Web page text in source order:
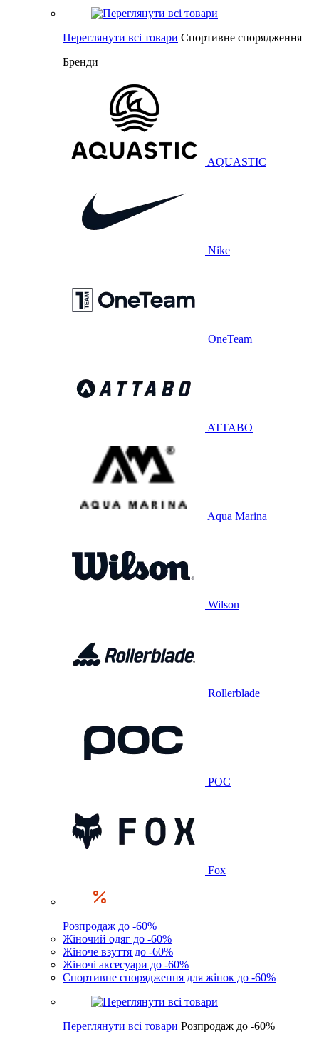
Переглянути всі товари Спортивне спорядження
Бренди
AQUASTIC
Nike
OneTeam
ATTABO
Aqua Marina
Wilson
Rollerblade
POC
Fox
Розпродаж до -60%
Жіночий одяг до -60%
Жіноче взуття до -60%
Жіночі аксесуари до -60%
Спортивне спорядження для жінок до -60%
Переглянути всі товари Розпродаж до -60%